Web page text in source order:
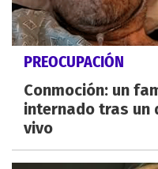
PREOCUPACIÓN
Conmoción: un
internado tras un
vivo